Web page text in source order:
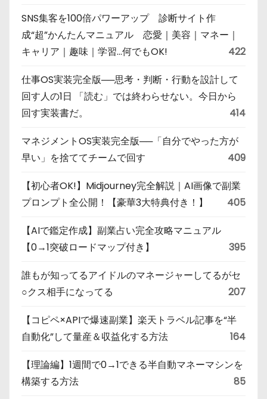
SNS集客を100倍パワーアップ 診断サイト作
成“超”かんたんマニュアル 恋愛｜美容｜マネー｜
キャリア｜趣味｜学習…何でもOK!
422
仕事OS実装完全版──思考・判断・行動を設計して
回す人の1日 「読む」では終わらせない。今日から
回す実装書だ。
414
マネジメントOS実装完全版──「自分でやった方が
早い」を捨ててチームで回す
409
【初心者OK!】Midjourney完全解説｜AI画像で副業
プロンプト全公開！【豪華3大特典付き！】
405
【AIで鑑定作成】副業占い完全攻略マニュアル
【0→1突破ロードマップ付き】
395
誰もが知ってるアイドルのマネージャーしてるがセ
○クス相手になってる
207
【コピペ×APIで爆速副業】楽天トラベル記事を“半
自動化”して量産＆収益化する方法
164
【理論編】1週間で0→1できる半自動マネーマシンを
構築する方法
85